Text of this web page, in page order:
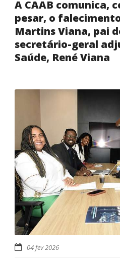
A CAAB comunica,
pesar, o
Martins Viana, pai
secretário-geral
Saúde, René Viana
04 fev 2026